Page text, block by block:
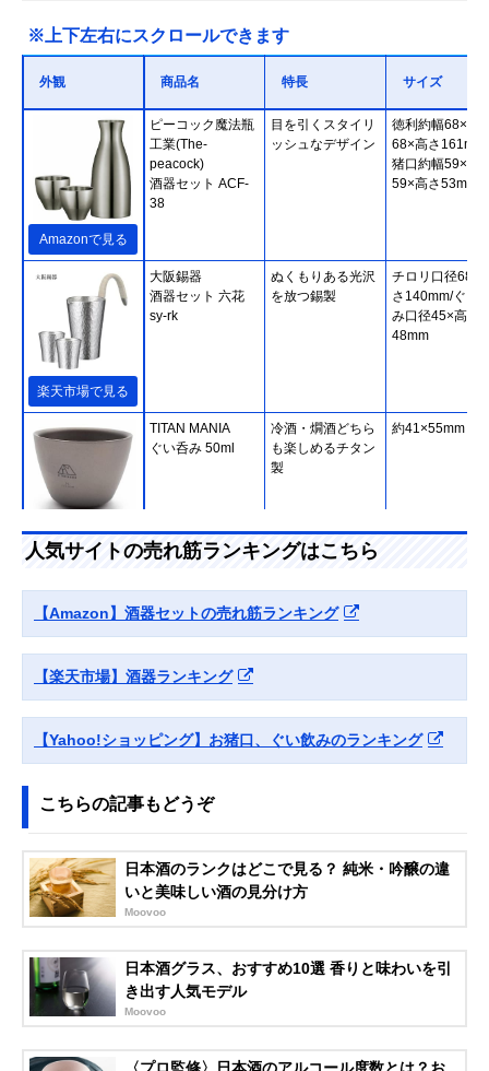
※上下左右にスクロールできます
外観 商品名 特長 サイズ
Amazonで見る
‎ピーコック魔法瓶
工業(The-
peacock)
酒器セット ACF-
38
目を引くスタイリ
ッシュなデザイン
徳利約幅68×奥
68×高さ161mm/
猪口約幅59×奥
59×高さ53mm
楽天市場で見る
大阪錫器
酒器セット 六花
sy-rk
ぬくもりある光沢
を放つ錫製
チロリ口径68×
さ140mm/ぐい
み口径45×高さ
48mm
Amazonで見る
TITAN MANIA
ぐい呑み 50ml
冷酒・燗酒どちら
も楽しめるチタン
製
約41×55mm
Amazonで見る
M70
高さ44mm
Amazonで見る
‎ナガエ(Nagae)
銀雅堂 静波 ぐい
高純度の錫を使っ
た美しいアイテム
直径60×高さ
45mm
Amazonで見る
秋田杉工芸品 酒器
セット
つ秋田杉製酒器
60×60×105mm/
じゃぱん 飲みくら
べ ギフトセット
を楽しめるセット
さ71mm//ツボ
直径50×高さ
人気サイトの売れ筋ランキングはこちら
【Amazon】酒器セットの売れ筋ランキング
【楽天市場】酒器ランキング
【Yahoo!ショッピング】お猪口、ぐい飲みのランキング
こちらの記事もどうぞ
日本酒のランクはどこで見る？ 純米・吟醸の違
いと美味しい酒の見分け方
Moovoo
日本酒グラス、おすすめ10選 香りと味わいを引
き出す人気モデル
Moovoo